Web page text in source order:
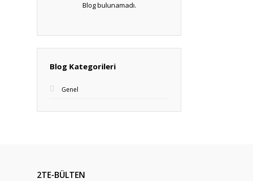
Blog bulunamadı.
Blog Kategorileri
Genel
2TE-BÜLTEN